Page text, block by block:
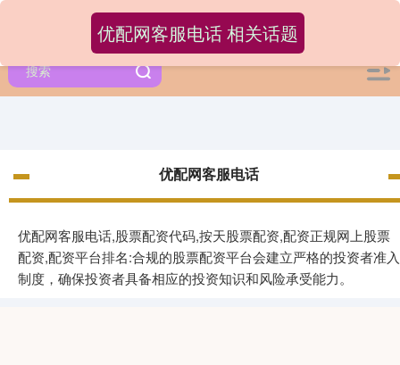
优配网客服电话
优配网客服电话,股票配资代码,按天股票配资,配资正规网上股票
配资,配资平台排名:合规的股票配资平台会建立严格的投资者准入
制度，确保投资者具备相应的投资知识和风险承受能力。
优配网客服电话 相关话题